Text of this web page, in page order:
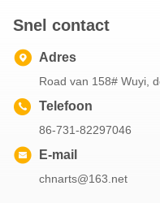
Snel contact
Adres
Road van 158# Wuyi,
Telefoon
86-731-82297046
E-mail
chnarts@163.net